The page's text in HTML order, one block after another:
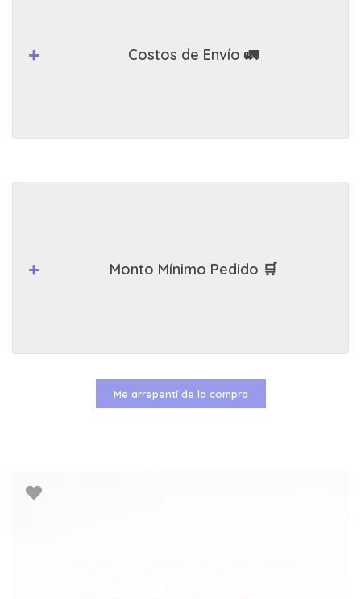
Costos de Envío 🚛
Monto Mínimo Pedido 🛒
Me arrepentí de la compra